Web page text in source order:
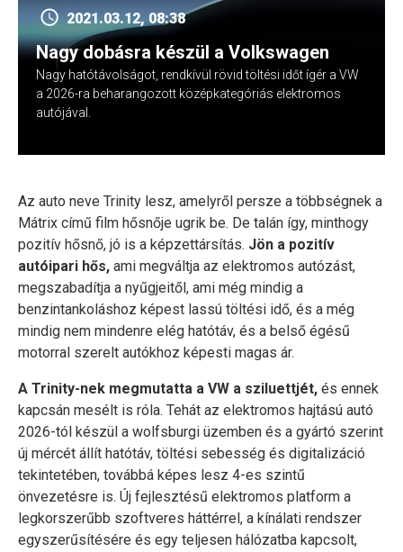
2021.03.12, 08:38
Nagy dobásra készül a Volkswagen
Nagy hatótávolságot, rendkívül rövid töltési időt ígér a VW
a 2026-ra beharangozott középkategóriás elektromos
autójával.
Az auto neve Trinity lesz, amelyről persze a többségnek a
Mátrix című film hősnője ugrik be. De talán így, minthogy
pozitív hősnő, jó is a képzettársítás. Jön a pozitív
autóipari hős, ami megváltja az elektromos autózást,
megszabadítja a nyűgjeitől, ami még mindig a
benzintankoláshoz képest lassú töltési idő, és a még
mindig nem mindenre elég hatótáv, és a belső égésű
motorral szerelt autókhoz képesti magas ár.
A Trinity-nek megmutatta a VW a sziluettjét, és ennek
kapcsán mesélt is róla. Tehát az elektromos hajtású autó
2026-tól készül a wolfsburgi üzemben és a gyártó szerint
új mércét állít hatótáv, töltési sebesség és digitalizáció
tekintetében, továbbá képes lesz 4-es szintű
önvezetésre is. Új fejlesztésű elektromos platform a
legkorszerűbb szoftveres háttérrel, a kínálati rendszer
egyszerűsítésére és egy teljesen hálózatba kapcsolt,